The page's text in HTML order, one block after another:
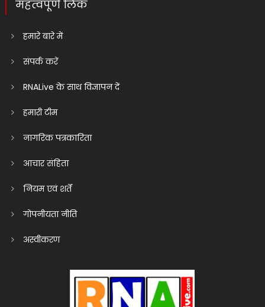
महत्वपूर्ण लिंक
हमारे बारे में
संपर्क करें
RNALive के साथ विज्ञापन दें
हमारी टीम
नागरिक पत्रकारिता
आचार संहिता
नियम एवं शर्तें
गोपनीयता नीति
अस्वीकरण